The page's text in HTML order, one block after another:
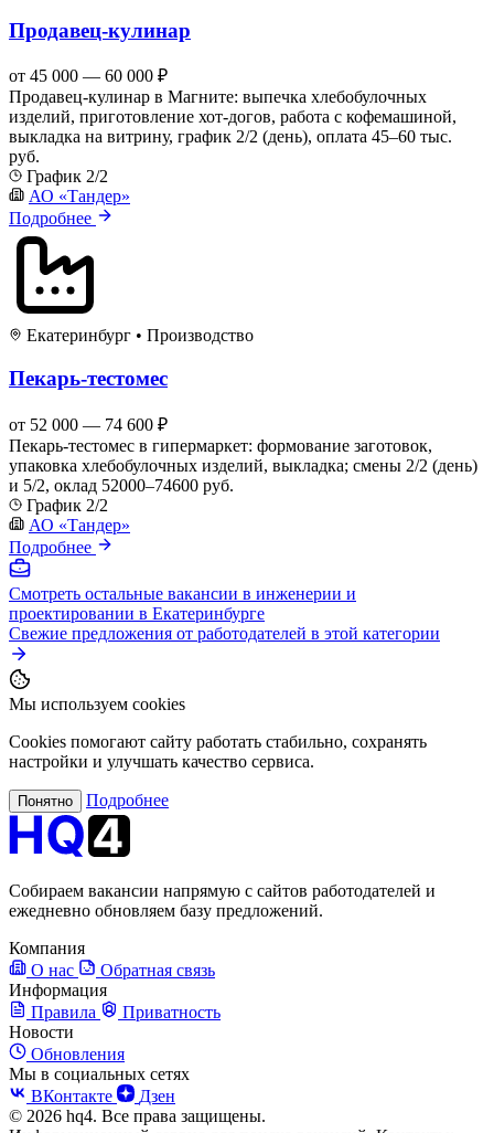
Продавец-кулинар
от 45 000 — 60 000 ₽
Продавец-кулинар в Магните: выпечка хлебобулочных
изделий, приготовление хот-догов, работа с кофемашиной,
выкладка на витрину, график 2/2 (день), оплата 45–60 тыс.
руб.
График 2/2
АО «Тандер»
Подробнее
Екатеринбург • Производство
Пекарь-тестомес
от 52 000 — 74 600 ₽
Пекарь-тестомес в гипермаркет: формование заготовок,
упаковка хлебобулочных изделий, выкладка; смены 2/2 (день)
и 5/2, оклад 52000–74600 руб.
График 2/2
АО «Тандер»
Подробнее
Смотреть остальные вакансии в инженерии и
проектировании в Екатеринбурге
Свежие предложения от работодателей в этой категории
Мы используем cookies
Cookies помогают сайту работать стабильно, сохранять
настройки и улучшать качество сервиса.
Понятно Подробнее
Собираем вакансии напрямую с сайтов работодателей и
ежедневно обновляем базу предложений.
Компания
О нас
Обратная связь
Информация
Правила
Приватность
Новости
Обновления
Мы в социальных сетях
ВКонтакте
Дзен
© 2026 hq4. Все права защищены.